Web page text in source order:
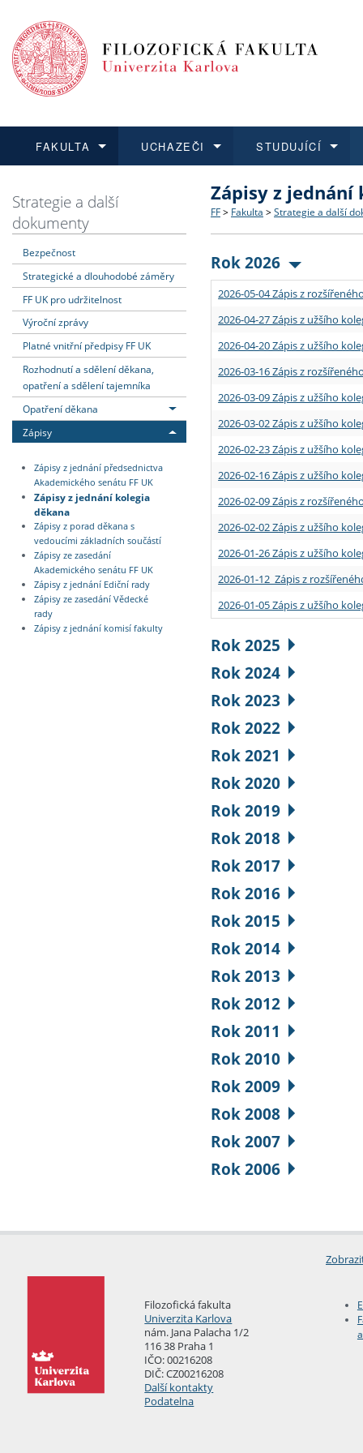
FAKULTA
Dozvědět se více
Struktura a historie
Strategie a další
Podpora a benefity pro
Absolventi fakulty
UCHAZEČI
Podat přihlášku
Co studovat a jak se
Učitelské studijní
Informace k průběhu
STUDUJÍCÍ
Dozvědět se více
Bakalářské a magisterské
Doktorské studium
Rigorózní řízení
Dozvědět se více
O vědě a výzkumu na FF
Akademické kvalifikace
Granty a projekty
Dozvědět se více
Aktuální nabídky a
Vyjíždějící studenti
Přijíždějící studenti
Vyjíždějící zaměstnanci
Strategie a další
dokumenty
Bezpečnost
Strategické a dlouhodobé záměry
FF UK pro udržitelnost
Výroční zprávy
Platné vnitřní předpisy FF UK
Rozhodnutí a sdělení děkana,
opatření a sdělení tajemníka
Opatření děkana
Zápisy
Zápisy z jednání předsednictva
Akademického senátu FF UK
Zápisy z jednání kolegia
děkana
Zápisy z porad děkana s
vedoucími základních součástí
Zápisy ze zasedání
Akademického senátu FF UK
Zápisy z jednání Ediční rady
Zápisy ze zasedání Vědecké
rady
Zápisy z jednání komisí fakulty
Zápisy z jednání
FF > Fakulta > Strategie a další
Rok 2026
2026-05-04 Zápis z
2026-04-27 Zápis z užšího
2026-04-20 Zápis z užšího
2026-03-16 Zápis z
2026-03-09 Zápis z užšího
2026-03-02 Zápis z užšího
2026-02-23 Zápis z užšího
2026-02-16 Zápis z užšího
2026-02-09 Zápis z
2026-02-02 Zápis z užšího
2026-01-26 Zápis z užšího
2026-01-12 Zápis z
2026-01-05 Zápis z užšího
Rok 2025
Rok 2024
Rok 2023
Rok 2022
Rok 2021
Rok 2020
Rok 2019
Rok 2018
Rok 2017
Rok 2016
Rok 2015
Rok 2014
Rok 2013
Rok 2012
Rok 2011
Rok 2010
Rok 2009
Rok 2008
Rok 2007
Rok 2006
Filozofická fakulta
Univerzita Karlova
nám. Jana Palacha 1/2
116 38 Praha 1
IČO: 00216208
DIČ: CZ00216208
Další kontakty
Podatelna